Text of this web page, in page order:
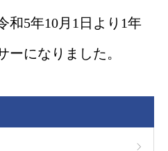
和5年10月1日より1年
ーになりました。